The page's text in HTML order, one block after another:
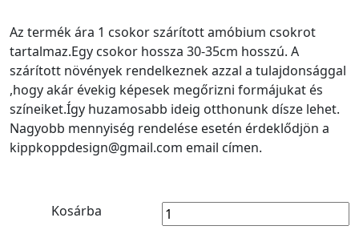
Az termék ára 1 csokor szárított amóbium csokrot
tartalmaz.Egy csokor hossza 30-35cm hosszú. A
szárított növények rendelkeznek azzal a tulajdonsággal
,hogy akár évekig képesek megőrizni formájukat és
színeiket.Így huzamosabb ideig otthonunk dísze lehet.
Nagyobb mennyiség rendelése esetén érdeklődjön a
kippkoppdesign@gmail.com email címen.
Kosárba